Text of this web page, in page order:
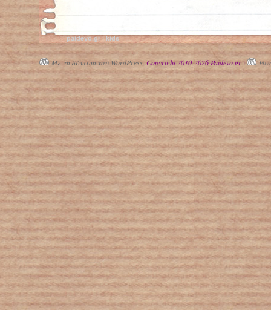
paidevo.gr | kids
Με τη δύναμη του WordPress. Copyright 2010-2026 Paidevo.gr |